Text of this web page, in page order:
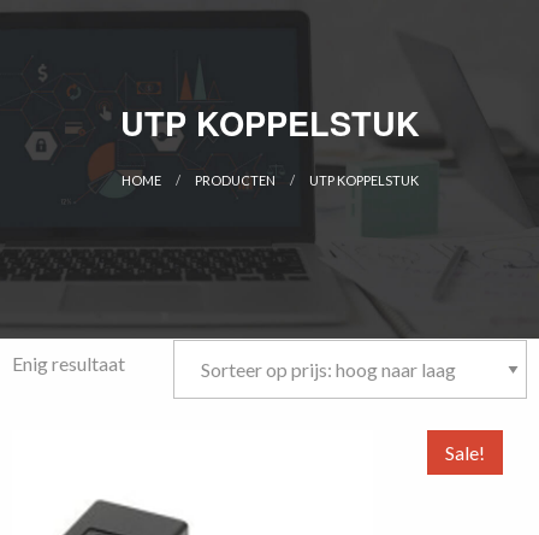
UTP KOPPELSTUK
HOME PRODUCTEN CURRENT:
UTP KOPPELSTUK
Enig resultaat
Sale!